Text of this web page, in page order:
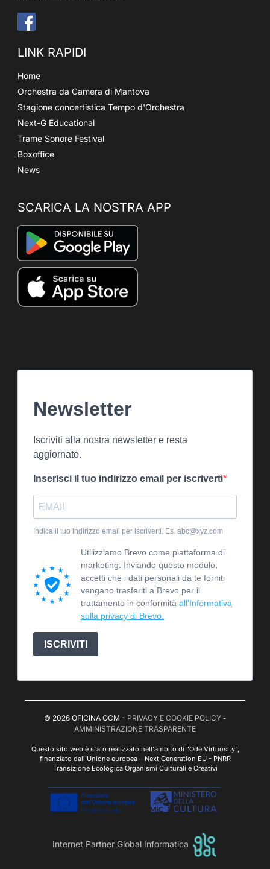
LINK RAPIDI
Home
Orchestra da Camera di Mantova
Stagione concertistica Tempo d'Orchestra
Next-G Educational
Trame Sonore Festival
Boxoffice
News
SCARICA LA NOSTRA APP
Newsletter
Iscriviti alla nostra newsletter e resta
aggiornato.
Inserisci il tuo indirizzo email per iscriverti
Indica il tuo indirizzo email per iscriverti. Es. abc@xyz.com
Utilizziamo Brevo come piattaforma di
marketing. Inviando questo modulo,
accetti che i dati personali da te forniti
vengano trasferiti a Brevo per il
trattamento in conformità all'Informativa
sulla privacy di Brevo.
ISCRIVITI
© 2026 OFICINA OCM - PRIVACY E COOKIE POLICY-
AMMINISTRAZIONE TRASPARENTE
Questo sito web è stato realizzato nell'ambito di "Ode Virtuosity",
finanziato dall'Unione europea – Next Generation EU - PNRR
Transizione Ecologica Organismi Culturali e Creativi
Internet Partner Global Informatica